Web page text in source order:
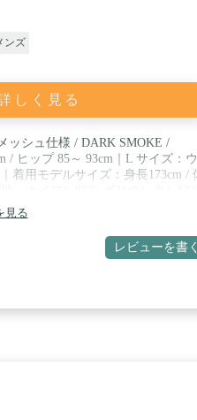
ンズ
しく見る
ッシュ仕様 / DARK SMOKE /
/ ヒップ 85～ 93cm｜L サイズ：ウ
着用モデルサイズ：身長173cm /
タン19％, アウトゴム：ポリエス
/ 生産国：日本
見る
レビューを書く